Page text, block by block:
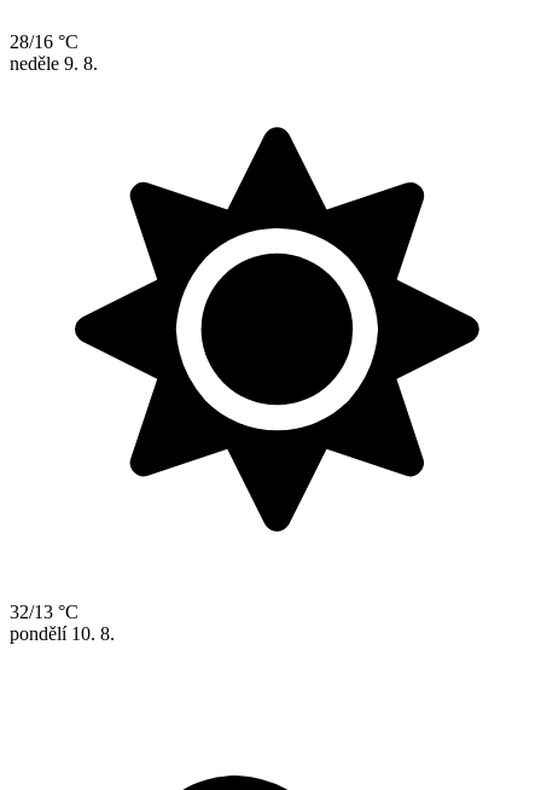
28/16 °C
neděle 9. 8.
32/13 °C
pondělí 10. 8.